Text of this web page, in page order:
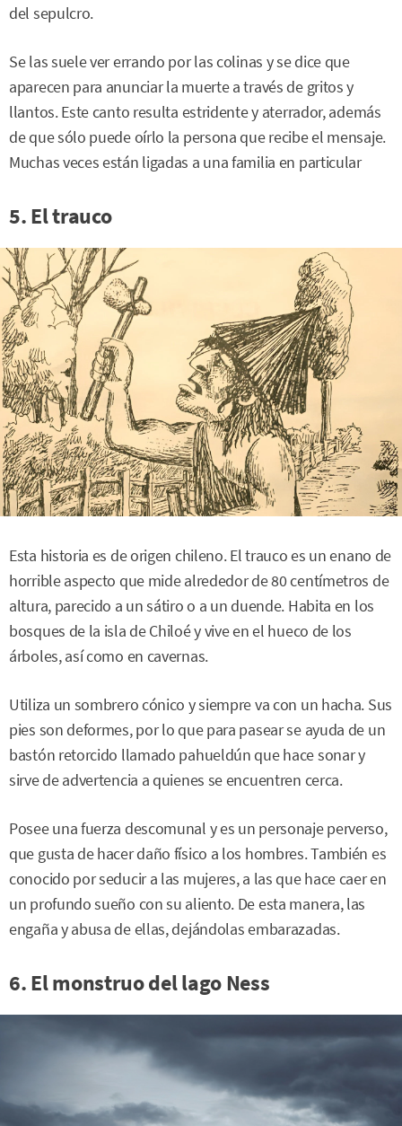
del sepulcro.
Se las suele ver errando por las colinas y se dice que
aparecen para anunciar la muerte a través de gritos y
llantos. Este canto resulta estridente y aterrador, además
de que sólo puede oírlo la persona que recibe el mensaje.
Muchas veces están ligadas a una familia en particular
5. El trauco
Esta historia es de origen chileno. El trauco es un enano de
horrible aspecto que mide alrededor de 80 centímetros de
altura, parecido a un sátiro o a un duende. Habita en los
bosques de la isla de Chiloé y vive en el hueco de los
árboles, así como en cavernas.
Utiliza un sombrero cónico y siempre va con un hacha. Sus
pies son deformes, por lo que para pasear se ayuda de un
bastón retorcido llamado pahueldún que hace sonar y
sirve de advertencia a quienes se encuentren cerca.
Posee una fuerza descomunal y es un personaje perverso,
que gusta de hacer daño físico a los hombres. También es
conocido por seducir a las mujeres, a las que hace caer en
un profundo sueño con su aliento. De esta manera, las
engaña y abusa de ellas, dejándolas embarazadas.
6. El monstruo del lago Ness